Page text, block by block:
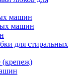
машин
машин
для стиральных
(крепеж)